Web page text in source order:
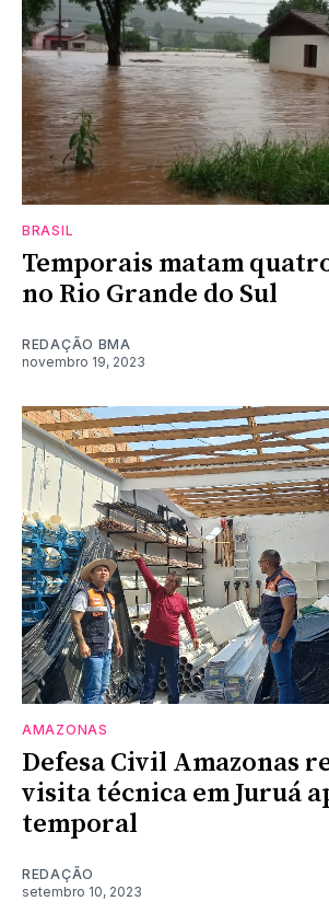
BRASIL
Temporais matam
no Rio Grande do Sul
REDAÇÃO BMA
novembro 19, 2023
AMAZONAS
Defesa Civil Amazonas
visita técnica em Juruá
temporal
REDAÇÃO
setembro 10, 2023